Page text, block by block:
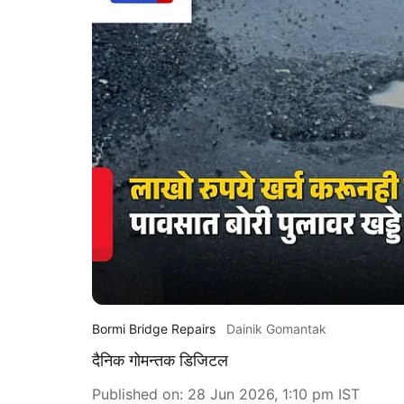
Bormi Bridge Repairs Dainik Gomantak
दैनिक गोमन्तक डिजिटल
Published on: 28 Jun 2026, 1:10 pm IST